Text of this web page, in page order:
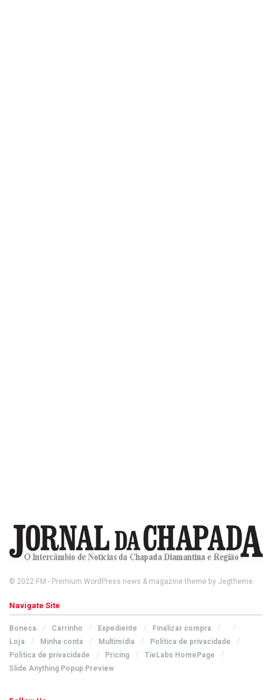
© 2022 FM - Premium WordPress news & magazine theme by Jegtheme.
Navigate Site
Boneca Carrinho Expediente
Finalizar compra
Loja
Minha conta Multimídia
Política de privacidade
Política de privacidade
Pricing
TieLabs HomePage
Slide Anything Popup Preview